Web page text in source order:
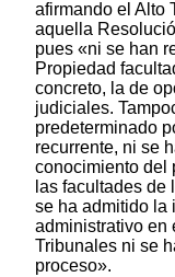
afirmando el Alto
aquella
pues «ni se han
Propiedad
concreto, la de
judiciales.
predeterminado
recurrente, ni se
conocimiento del
las facultades de
se ha admitido la
administrativo en
Tribunales ni se
proceso».